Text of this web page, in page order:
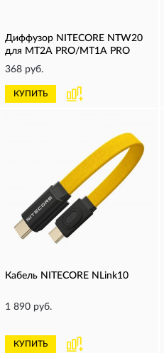
Диффузор NITECORE NTW20
для MT2A PRO/MT1A PRO
368 руб.
КУПИТЬ
Кабель NITECORE NLink10
1 890 руб.
КУПИТЬ